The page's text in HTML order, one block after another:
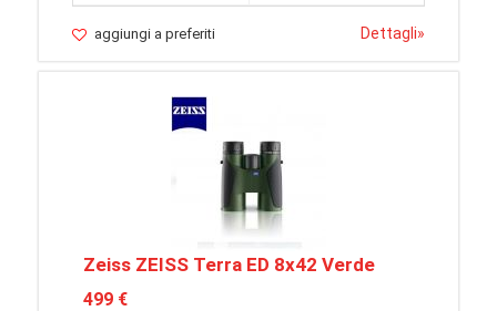
aggiungi a preferiti Dettagli»
Zeiss ZEISS Terra ED 8x42 Verde
499 €